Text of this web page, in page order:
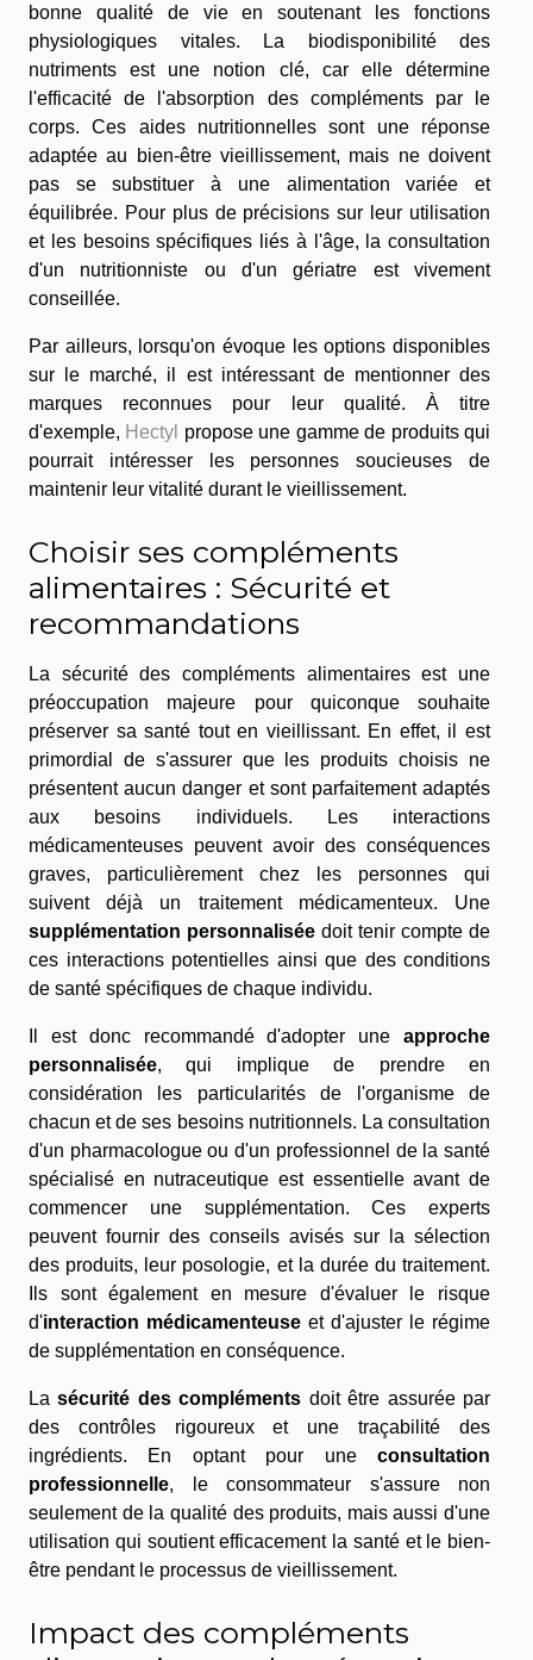
bonne qualité de vie en soutenant les fonctions
physiologiques vitales. La biodisponibilité des
nutriments est une notion clé, car elle détermine
l'efficacité de l'absorption des compléments par le
corps. Ces aides nutritionnelles sont une réponse
adaptée au bien-être vieillissement, mais ne doivent
pas se substituer à une alimentation variée et
équilibrée. Pour plus de précisions sur leur utilisation
et les besoins spécifiques liés à l'âge, la consultation
d'un nutritionniste ou d'un gériatre est vivement
conseillée.
Par ailleurs, lorsqu'on évoque les options disponibles
sur le marché, il est intéressant de mentionner des
marques reconnues pour leur qualité. À titre
d'exemple, Hectyl propose une gamme de produits qui
pourrait intéresser les personnes soucieuses de
maintenir leur vitalité durant le vieillissement.
Choisir ses compléments
alimentaires : Sécurité et
recommandations
La sécurité des compléments alimentaires est une
préoccupation majeure pour quiconque souhaite
préserver sa santé tout en vieillissant. En effet, il est
primordial de s'assurer que les produits choisis ne
présentent aucun danger et sont parfaitement adaptés
aux besoins individuels. Les interactions
médicamenteuses peuvent avoir des conséquences
graves, particulièrement chez les personnes qui
suivent déjà un traitement médicamenteux. Une
supplémentation personnalisée doit tenir compte de
ces interactions potentielles ainsi que des conditions
de santé spécifiques de chaque individu.
Il est donc recommandé d'adopter une approche
personnalisée, qui implique de prendre en
considération les particularités de l'organisme de
chacun et de ses besoins nutritionnels. La consultation
d'un pharmacologue ou d'un professionnel de la santé
spécialisé en nutraceutique est essentielle avant de
commencer une supplémentation. Ces experts
peuvent fournir des conseils avisés sur la sélection
des produits, leur posologie, et la durée du traitement.
Ils sont également en mesure d'évaluer le risque
d'interaction médicamenteuse et d'ajuster le régime
de supplémentation en conséquence.
Lasécurité des compléments doit être assurée par
des contrôles rigoureux et une traçabilité des
ingrédients. En optant pour une consultation
professionnelle, le consommateur s'assure non
seulement de la qualité des produits, mais aussi d'une
utilisation qui soutient efficacement la santé et le bien-
être pendant le processus de vieillissement.
Impact des compléments